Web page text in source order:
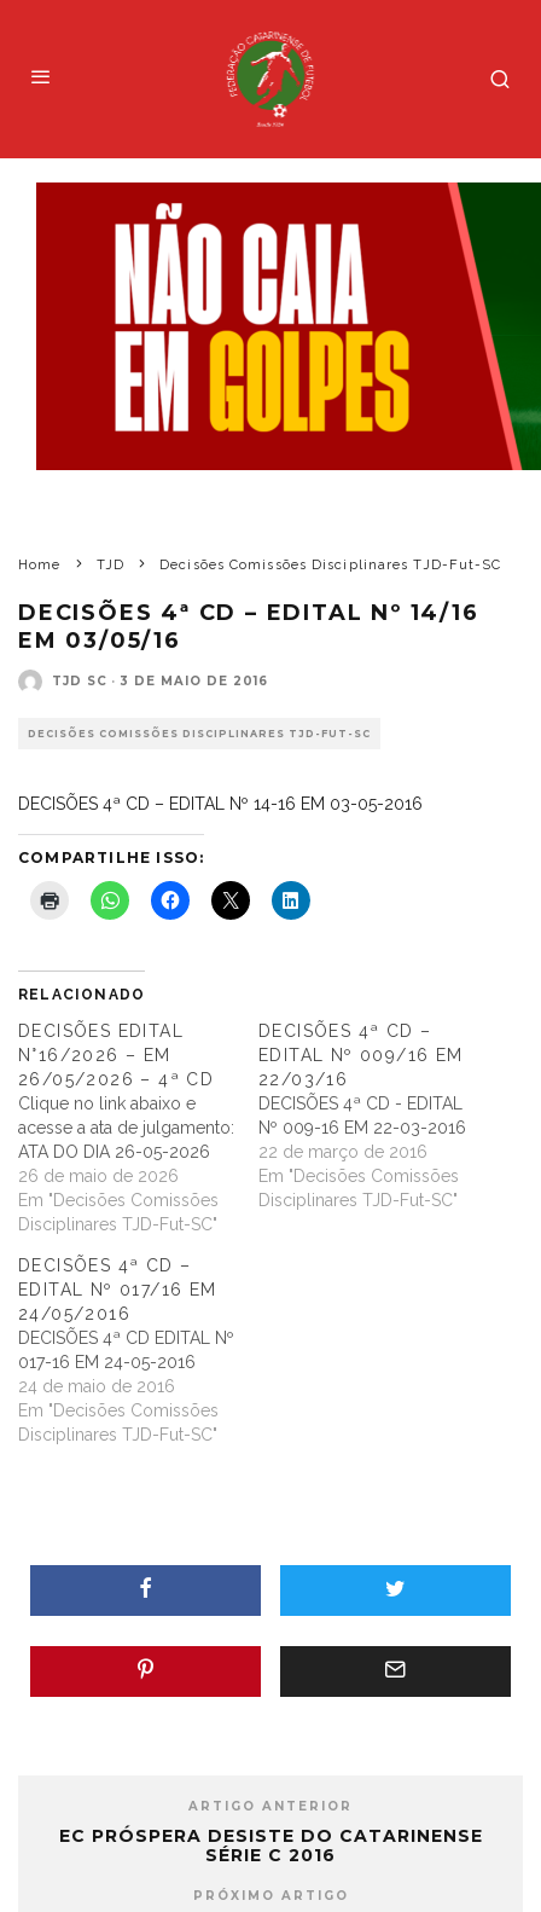
Home TJD Decisões Comissões Disciplinares TJD-Fut-SC
DECISÕES 4ª CD – EDITAL Nº 14/16
EM 03/05/16
TJD SC · 3 DE MAIO DE 2016
DECISÕES COMISSÕES DISCIPLINARES TJD-FUT-SC
DECISÕES 4ª CD – EDITAL Nº 14-16 EM 03-05-2016
COMPARTILHE ISSO:
RELACIONADO
DECISÕES EDITAL
N°16/2026 – EM
26/05/2026 – 4ª CD
Clique no link abaixo e
acesse a ata de julgamento:
ATA DO DIA 26-05-2026
26 de maio de 2026
Em "Decisões Comissões
Disciplinares TJD-Fut-SC"
DECISÕES 4ª CD –
EDITAL Nº 009/16 EM
22/03/16
DECISÕES 4ª CD - EDITAL
Nº 009-16 EM 22-03-2016
22 de março de 2016
Em "Decisões Comissões
Disciplinares TJD-Fut-SC"
DECISÕES 4ª CD –
EDITAL Nº 017/16 EM
24/05/2016
DECISÕES 4ª CD EDITAL Nº
017-16 EM 24-05-2016
24 de maio de 2016
Em "Decisões Comissões
Disciplinares TJD-Fut-SC"
ARTIGO ANTERIOR
EC PRÓSPERA DESISTE DO CATARINENSE
SÉRIE C 2016
PRÓXIMO ARTIGO